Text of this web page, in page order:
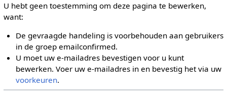
U hebt geen toestemming om deze pagina te bewerken,
want:
De gevraagde handeling is voorbehouden aan gebruikers
in de groep emailconfirmed.
U moet uw e-mailadres bevestigen voor u kunt
bewerken. Voer uw e-mailadres in en bevestig het via uw
voorkeuren.